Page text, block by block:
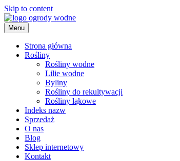
Skip to content
ogrody wodne
Menu
Strona główna
Rośliny
Rośliny wodne
Lilie wodne
Byliny
Rośliny do rekultywacji
Rośliny łąkowe
Indeks nazw
Sprzedaż
O nas
Blog
Sklep internetowy
Kontakt